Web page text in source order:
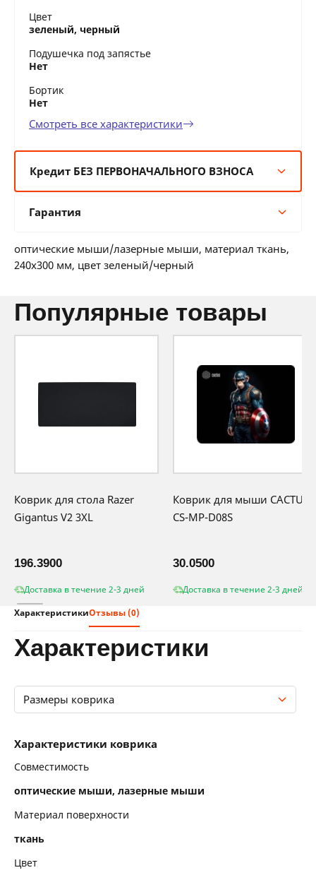
Цвет
зеленый, черный
Подушечка под запястье
Нет
Бортик
Нет
Смотреть все характеристики
Кредит БЕЗ ПЕРВОНАЧАЛЬНОГО ВЗНОСА
12 мес:2 BYN/мес
36 мес:1 BYN/мес
Гарантия
360 месяцев официальной гарантии от
производителя
оптические мыши/лазерные мыши, материал ткань,
240x300 мм, цвет зеленый/черный
популярные товары
Коврик для стола Razer
Gigantus V2 3XL
196.3900
Доставка в течение 2-3 дней
Коврик для мыши CACTUS
CS-MP-D08S
30.0500
Доставка в течение 2-3 дней
ХарактеристикиОтзывы (0)
характеристики
Размеры коврика
Размеры коврика
Характеристики коврика
Совместимость
оптические мыши, лазерные мыши
Материал поверхности
ткань
Цвет